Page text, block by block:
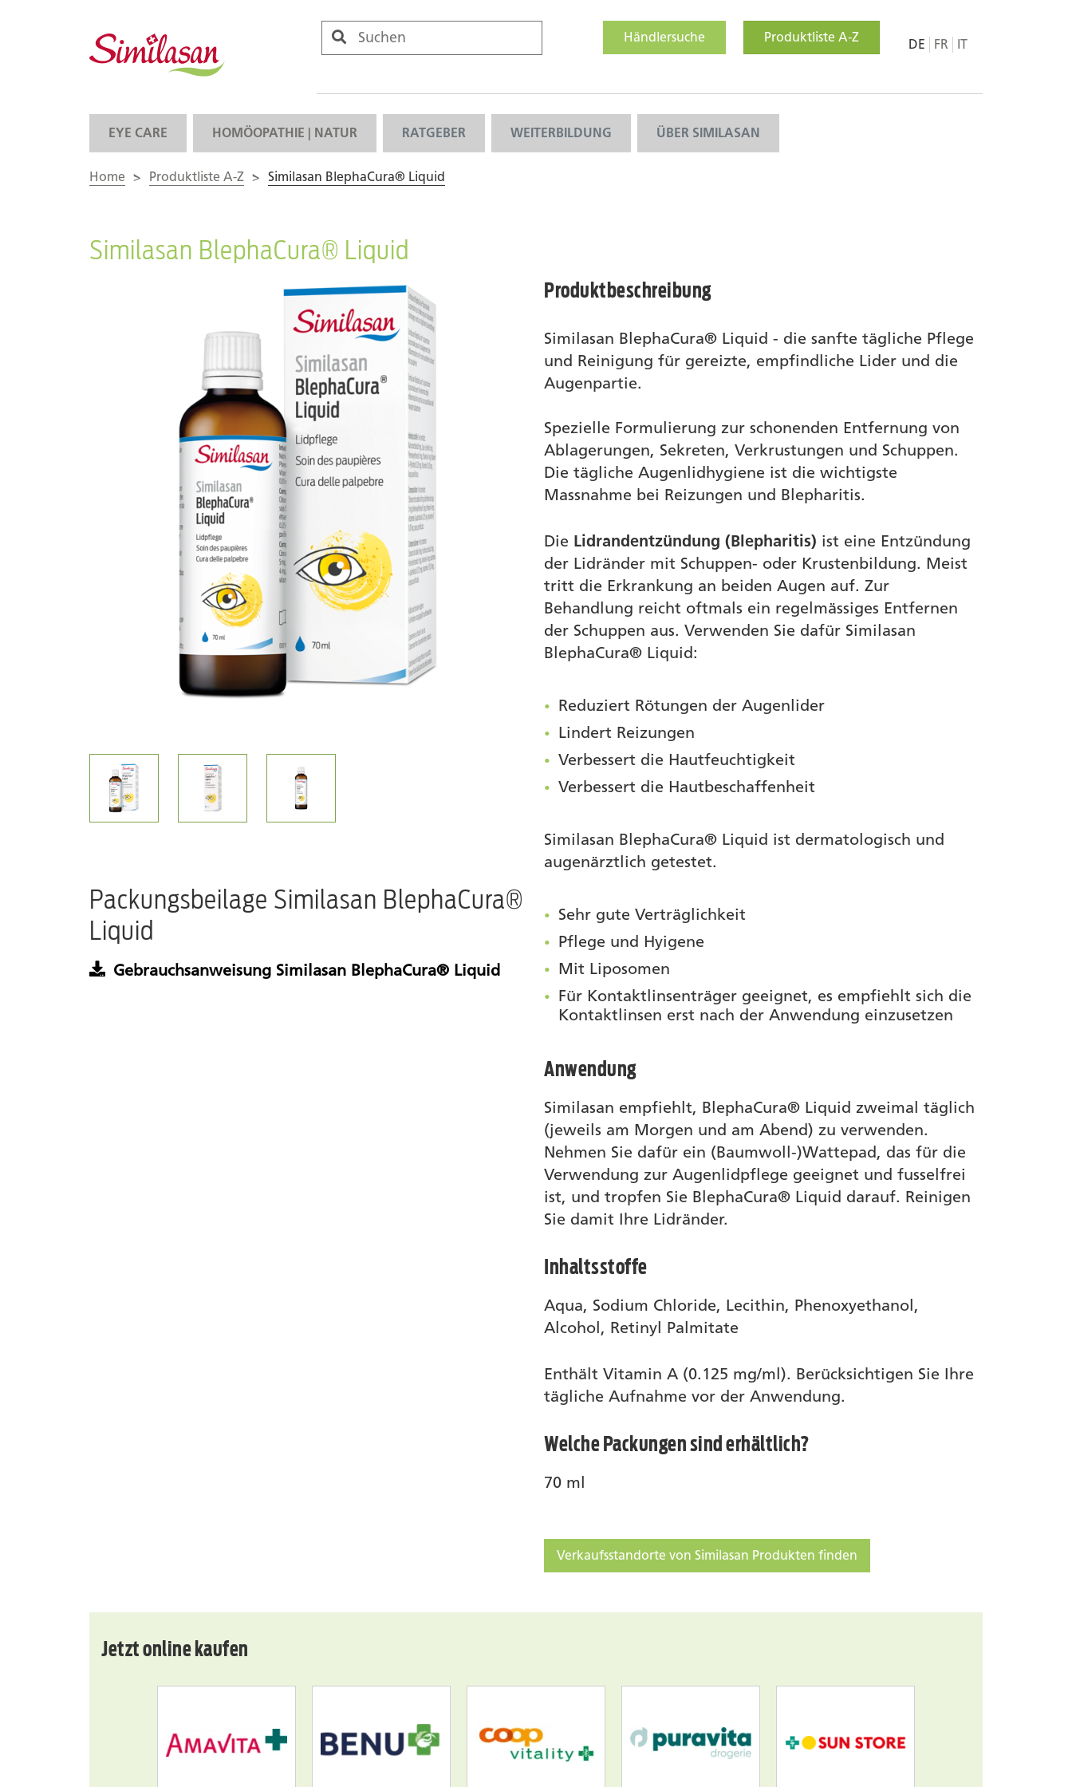
Händlersuche Produktliste A-Z DE FR IT
EYE CARE HOMÖOPATHIE | NATUR RATGEBER WEITERBILDUNG ÜBER SIMILASAN
Home > Produktliste A-Z > Similasan BlephaCura® Liquid
Similasan BlephaCura® Liquid
Packungsbeilage Similasan BlephaCura®
Liquid
Gebrauchsanweisung Similasan BlephaCura® Liquid
Produktbeschreibung
Similasan BlephaCura® Liquid - die sanfte tägliche Pflege
und Reinigung für gereizte, empfindliche Lider und die
Augenpartie.
Spezielle Formulierung zur schonenden Entfernung von
Ablagerungen, Sekreten, Verkrustungen und Schuppen.
Die tägliche Augenlidhygiene ist die wichtigste
Massnahme bei Reizungen und Blepharitis.
Die Lidrandentzündung (Blepharitis) ist eine Entzündung
der Lidränder mit Schuppen- oder Krustenbildung. Meist
tritt die Erkrankung an beiden Augen auf. Zur
Behandlung reicht oftmals ein regelmässiges Entfernen
der Schuppen aus. Verwenden Sie dafür Similasan
BlephaCura® Liquid:
Reduziert Rötungen der Augenlider
Lindert Reizungen
Verbessert die Hautfeuchtigkeit
Verbessert die Hautbeschaffenheit
Similasan BlephaCura® Liquid ist dermatologisch und
augenärztlich getestet.
Sehr gute Verträglichkeit
Pflege und Hyigene
Mit Liposomen
Für Kontaktlinsenträger geeignet, es empfiehlt sich die
Kontaktlinsen erst nach der Anwendung einzusetzen
Anwendung
Similasan empfiehlt, BlephaCura® Liquid zweimal täglich
(jeweils am Morgen und am Abend) zu verwenden.
Nehmen Sie dafür ein (Baumwoll-)Wattepad, das für die
Verwendung zur Augenlidpflege geeignet und fusselfrei
ist, und tropfen Sie BlephaCura® Liquid darauf. Reinigen
Sie damit Ihre Lidränder.
Inhaltsstoffe
Aqua, Sodium Chloride, Lecithin, Phenoxyethanol,
Alcohol, Retinyl Palmitate
Enthält Vitamin A (0.125 mg/ml). Berücksichtigen Sie Ihre
tägliche Aufnahme vor der Anwendung.
Welche Packungen sind erhältlich?
70 ml
Verkaufsstandorte von Similasan Produkten finden
Jetzt online kaufen